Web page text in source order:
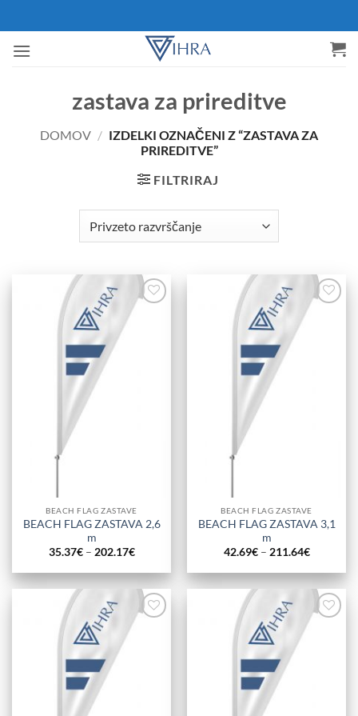
na
vsebino
zastava za prireditve
DOMOV / IZDELKI OZNAČENI Z “ZASTAVA ZA
PRIREDITVE”
FILTRIRAJ
Add to
BEACH FLAG ZASTAVE
BEACH FLAG ZASTAVA 2,6
m
35.37€ – 202.17€Cenovni
od
35.37€
do
202.17€
Add to
BEACH FLAG ZASTAVE
BEACH FLAG ZASTAVA 3,1
m
42.69€ – 211.64€Cenovni
od
42.69€
do
211.64€